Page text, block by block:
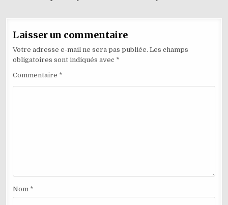
Laisser un commentaire
Votre adresse e-mail ne sera pas publiée. Les champs
obligatoires sont indiqués avec *
Commentaire *
Nom *